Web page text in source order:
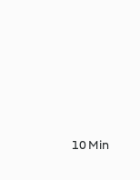
10 Min